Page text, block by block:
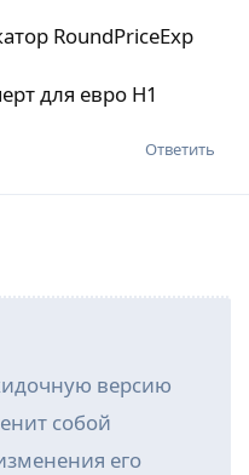
RoundPriceExp
для евро Н1
Ответить
версию
собой
его